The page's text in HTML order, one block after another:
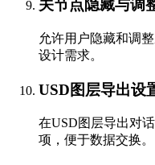
关节点隐藏与调整
允许用户隐藏和调整
设计需求。
USD图层导出设置
在USD图层导出对
项，便于数据交换。